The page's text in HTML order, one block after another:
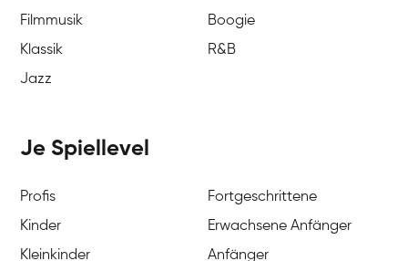
Filmmusik
Boogie
Klassik
R&B
Jazz
Je Spiellevel
Profis
Fortgeschrittene
Kinder
Erwachsene Anfänger
Kleinkinder
Anfänger